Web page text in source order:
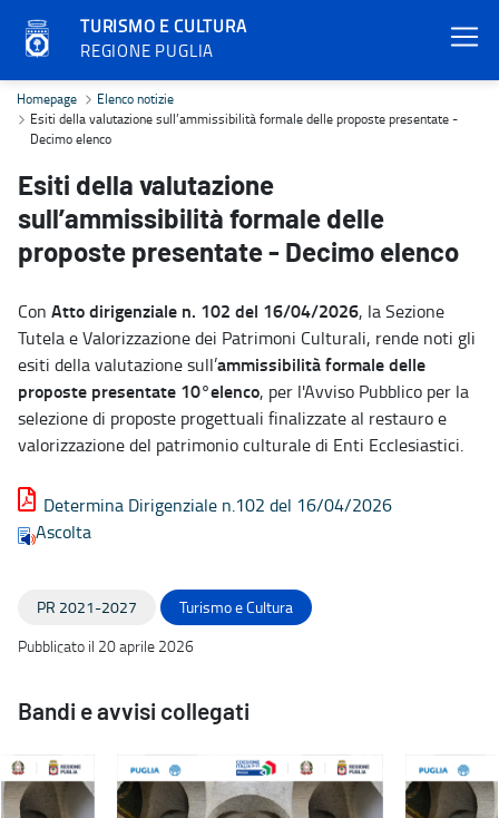
TURISMO E CULTURA
REGIONE PUGLIA
Esiti della valutazione sull’ammissibilità formale delle proposte
Homepage
Elenco notizie
Esiti della valutazione sull’ammissibilità formale delle proposte presentate -
Decimo elenco
Esiti della valutazione
sull’ammissibilità formale delle
proposte presentate - Decimo elenco
Con Atto dirigenziale n. 102 del 16/04/2026, la Sezione
Tutela e Valorizzazione dei Patrimoni Culturali, rende noti gli
esiti della valutazione sull’ammissibilità formale delle
proposte presentate 10°elenco, per l'Avviso Pubblico per la
selezione di proposte progettuali finalizzate al restauro e
valorizzazione del patrimonio culturale di Enti Ecclesiastici.
Determina Dirigenziale n.102 del 16/04/2026
Ascolta
PR 2021-2027
Turismo e Cultura
Pubblicato il 20 aprile 2026
Bandi e avvisi collegati